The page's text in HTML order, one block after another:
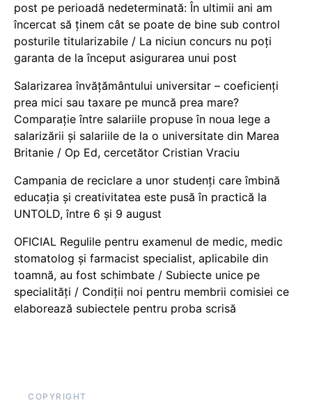
post pe perioadă nedeterminată: În ultimii ani am
încercat să ținem cât se poate de bine sub control
posturile titularizabile / La niciun concurs nu poți
garanta de la început asigurarea unui post
Salarizarea învățământului universitar – coeficienți
prea mici sau taxare pe muncă prea mare?
Comparație între salariile propuse în noua lege a
salarizării și salariile de la o universitate din Marea
Britanie / Op Ed, cercetător Cristian Vraciu
Campania de reciclare a unor studenți care îmbină
educația și creativitatea este pusă în practică la
UNTOLD, între 6 și 9 august
OFICIAL Regulile pentru examenul de medic, medic
stomatolog și farmacist specialist, aplicabile din
toamnă, au fost schimbate / Subiecte unice pe
specialități / Condiții noi pentru membrii comisiei ce
elaborează subiectele pentru proba scrisă
COPYRIGHT